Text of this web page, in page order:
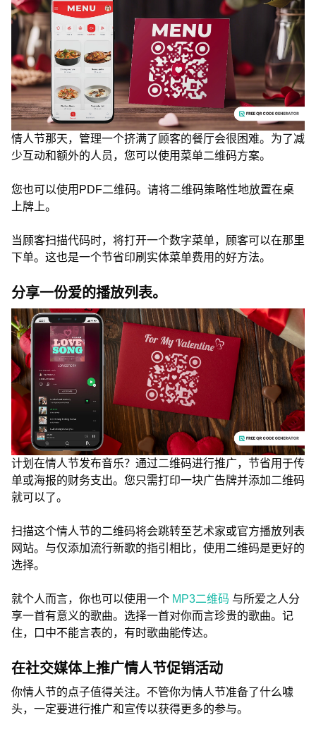
情人节那天，管理一个挤满了顾客的餐厅会很困难。为了减
少互动和额外的人员，您可以使用菜单二维码方案。
您也可以使用PDF二维码。请将二维码策略性地放置在桌
上牌上。
当顾客扫描代码时，将打开一个数字菜单，顾客可以在那里
下单。这也是一个节省印刷实体菜单费用的好方法。
分享一份爱的播放列表。
计划在情人节发布音乐？通过二维码进行推广，节省用于传
单或海报的财务支出。您只需打印一块广告牌并添加二维码
就可以了。
扫描这个情人节的二维码将会跳转至艺术家或官方播放列表
网站。与仅添加流行新歌的指引相比，使用二维码是更好的
选择。
就个人而言，你也可以使用一个 MP3二维码 与所爱之人分
享一首有意义的歌曲。选择一首对你而言珍贵的歌曲。记
住，口中不能言表的，有时歌曲能传达。
在社交媒体上推广情人节促销活动
你情人节的点子值得关注。不管你为情人节准备了什么噱
头，一定要进行推广和宣传以获得更多的参与。